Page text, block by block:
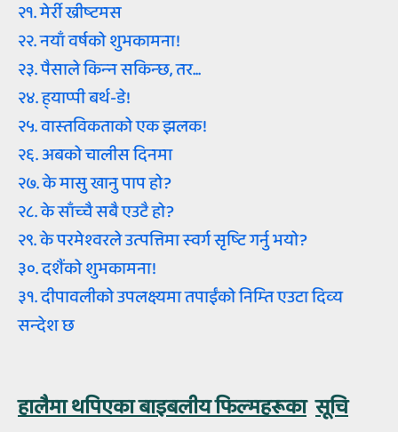
२१. मेर्री ख्रीष्‍टमस
२२. नयाँ वर्षको शुभकामना!
२३. पैसाले किन्‍न सकिन्‍छ, तर...
२४. ह्‍याप्‍पी बर्थ-डे!
२५. वास्‍तविकताको एक झलक!
२६. अबको चालीस दिनमा
२७. के मासु खानु पाप हो?
२८. के साँच्‍चै सबै एउटै हो?
२९. के परमेश्‍वरले उत्‍पत्तिमा स्‍वर्ग सृष्‍टि गर्नु भयो?
३०. दशैंको शुभकामना!
३१. दीपावलीको उपलक्ष्‍यमा तपाईंको निम्‍ति एउटा दिव्‍य
सन्‍देश छ
हालैमा थपिएका बाइबलीय फिल्‍महरूका सूचि